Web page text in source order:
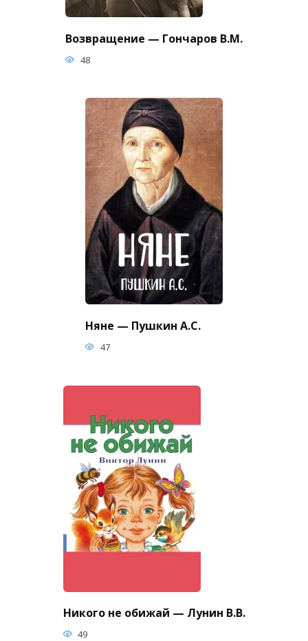
Возвращение — Гончаров В.М.
48
Няне — Пушкин А.С.
47
Никого не обижай — Лунин В.В.
49